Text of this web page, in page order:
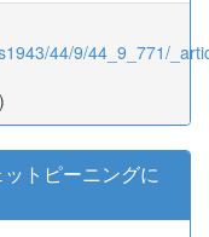
44/9/44_9_771/
)
トピーニングに